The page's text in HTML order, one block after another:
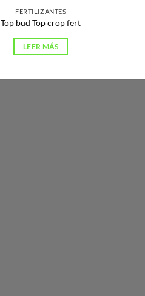
FERTILIZANTES
Top bud Top crop fert
LEER MÁS